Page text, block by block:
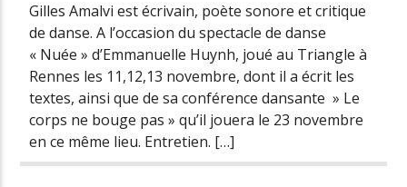
Gilles Amalvi est écrivain, poète sonore et critique
de danse. A l’occasion du spectacle de danse
« Nuée » d’Emmanuelle Huynh, joué au Triangle à
Rennes les 11,12,13 novembre, dont il a écrit les
textes, ainsi que de sa conférence dansante » Le
corps ne bouge pas » qu’il jouera le 23 novembre
en ce même lieu. Entretien. […]